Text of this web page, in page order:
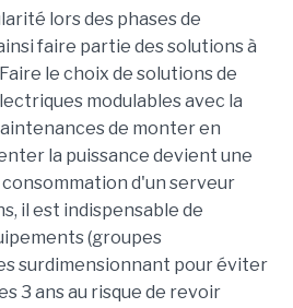
lors des phases de
faire partie des solutions à
le choix de solutions de
modulables avec la
de monter en
la puissance devient une
d'un serveur
il est indispensable de
(groupes
surdimensionnant pour éviter
3 ans au risque de revoir